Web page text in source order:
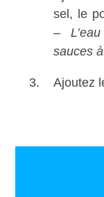
sel, le
–
sauces à
Ajoutez